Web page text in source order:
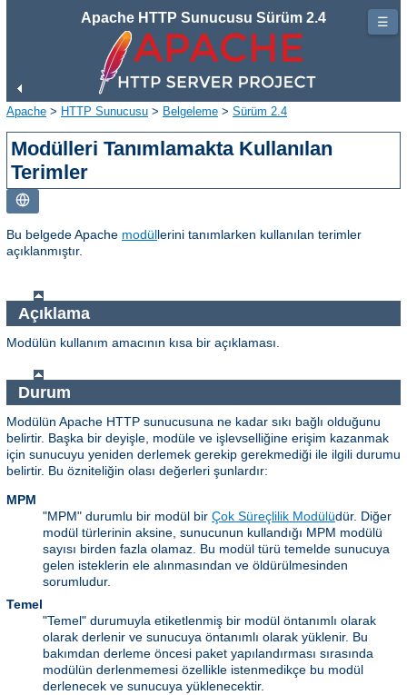
Apache HTTP Sunucusu Sürüm 2.4
Apache > HTTP Sunucusu > Belgeleme > Sürüm 2.4
Modülleri Tanımlamakta Kullanılan
Terimler
Bu belgede Apache modüllerini tanımlarken kullanılan terimler
açıklanmıştır.
Açıklama
Modülün kullanım amacının kısa bir açıklaması.
Durum
Modülün Apache HTTP sunucusuna ne kadar sıkı bağlı olduğunu
belirtir. Başka bir deyişle, modüle ve işlevselliğine erişim kazanmak
için sunucuyu yeniden derlemek gerekip gerekmediği ile ilgili durumu
belirtir. Bu özniteliğin olası değerleri şunlardır:
MPM
"MPM" durumlu bir modül bir Çok Süreçlilik Modülüdür. Diğer
modül türlerinin aksine, sunucunun kullandığı MPM modülü
sayısı birden fazla olamaz. Bu modül türü temelde sunucuya
gelen isteklerin ele alınmasından ve öldürülmesinden
sorumludur.
Temel
"Temel" durumuyla etiketlenmiş bir modül öntanımlı olarak
olarak derlenir ve sunucuya öntanımlı olarak yüklenir. Bu
bakımdan derleme öncesi paket yapılandırması sırasında
modülün derlenmemesi özellikle istenmedikçe bu modül
derlenecek ve sunucuya yüklenecektir.
☰